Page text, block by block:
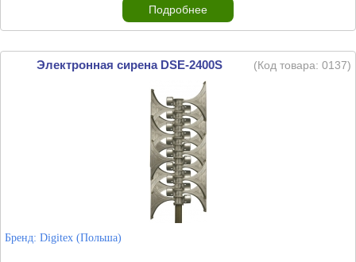
Подробнее
Электронная сирена DSE-2400S (Код товара: 0137)
Бренд: Digitex (Польша)